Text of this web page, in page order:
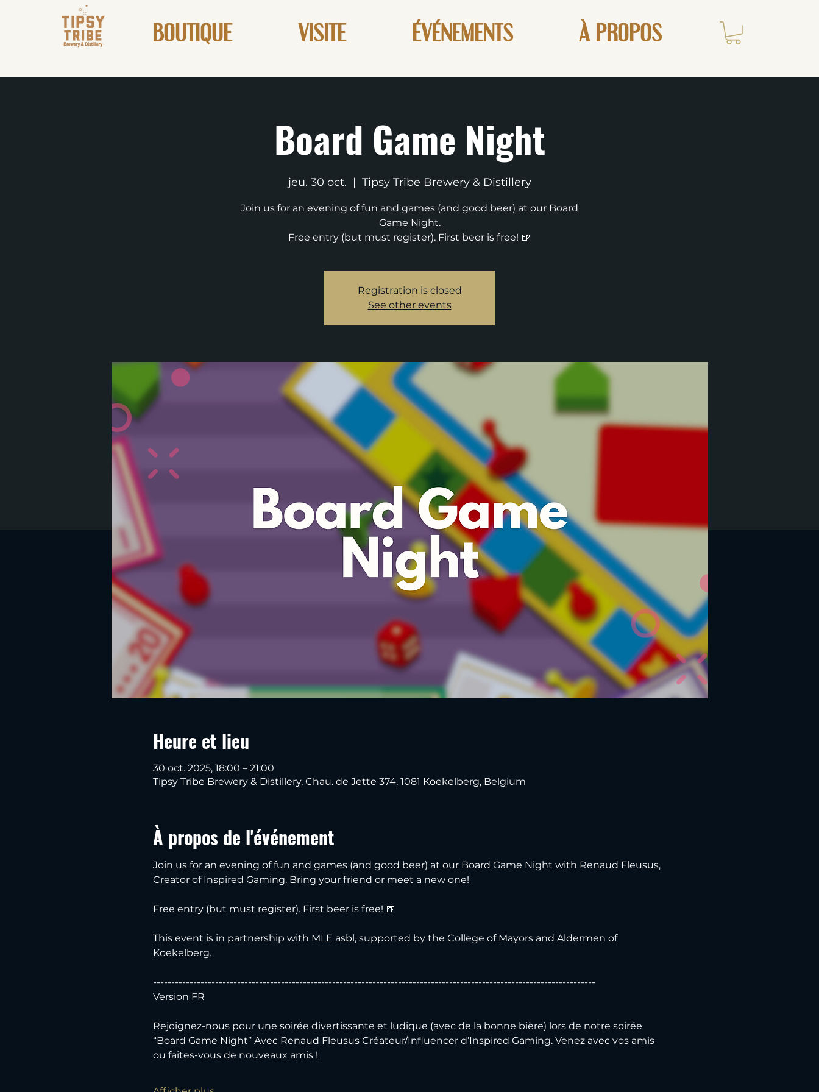
BOUTIQUE VISITE ÉVÉNEMENTS À PROPOS
Board Game Night
jeu. 30 oct.
  |
Tipsy Tribe Brewery & Distillery
Join us for an evening of fun and games (and good beer) at our Board
Game Night.
Free entry (but must register). First beer is free! 🍺
Registration is closed
See other events
Heure et lieu
30 oct. 2025, 18:00 – 21:00
Tipsy Tribe Brewery & Distillery, Chau. de Jette 374, 1081 Koekelberg, Belgium
À propos de l'événement
Join us for an evening of fun and games (and good beer) at our Board Game Night with Renaud Fleusus,
Creator of Inspired Gaming. Bring your friend or meet a new one!
Free entry (but must register). First beer is free! 🍺
This event is in partnership with MLE asbl, supported by the College of Mayors and Aldermen of
Koekelberg.
-------------------------------------------------------------------------------------------------------------------------
Version FR
Rejoignez-nous pour une soirée divertissante et ludique (avec de la bonne bière) lors de notre soirée
“Board Game Night” Avec Renaud Fleusus Créateur/Influencer d’Inspired Gaming. Venez avec vos amis
ou faites-vous de nouveaux amis !